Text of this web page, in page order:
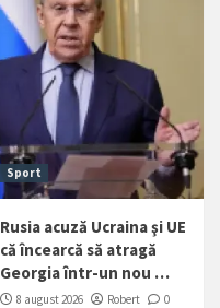
Sport
Rusia acuză Ucraina şi UE
că încearcă să atragă
Georgia într-un nou …
8 august 2026 Robert 0